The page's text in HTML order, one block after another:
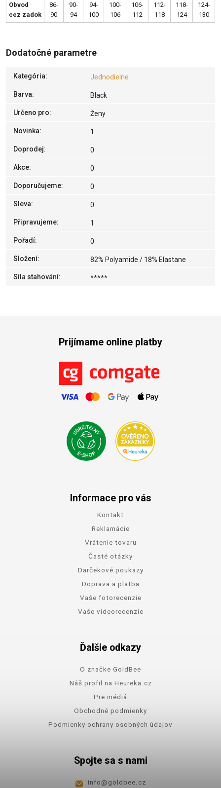
Obvod
cez zadok
86-
90
90-
94
94-
100
100-
106
106-
112
112-
118
118-
124
124-
130
Dodatočné parametre
Kategória: Jednodielne
Barva: Black
Určeno pro: Ženy
Novinka: 1
Doprodej: 0
Akce: 0
Doporučujeme: 0
Sleva: 0
Připravujeme: 1
Pořadí: 0
Složení: 82% Polyamide / 18% Elastane
Síla stahování: *****
Prijímame online platby
Informace pro vás
Kontakt
Reklamácie
Vrátenie tovaru
Časté otázky
Darčekové poukazy
Doprava a platba
Vaše fotorecenzie
Vaše videorecenzie
Ďalšie odkazy
O značke GoldBee
Náš profil na Heureka.cz
Pre médiá
Obchodné podmienky
Podmienky ochrany osobných údajov
Spojte sa s nami
info@goldbee.cz